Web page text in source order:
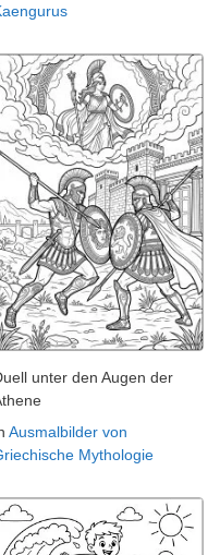
unter den Augen der
Ausmalbilder von
Mythologie